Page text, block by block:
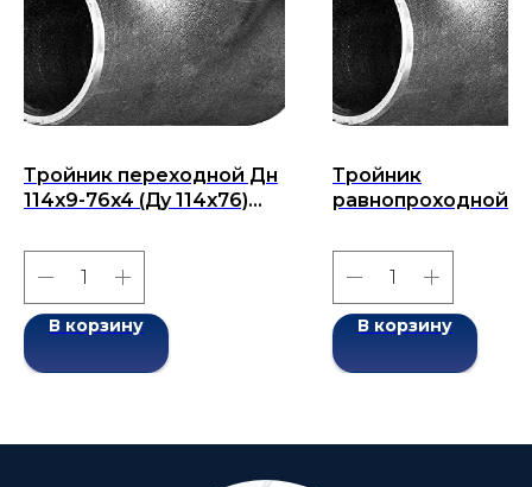
Тройник переходной Дн
114x9-76x4 (Ду 114x76)
2001
В корзину
Тройник
равнопроходной
бесшовный ГОСТ
2001
В корзину